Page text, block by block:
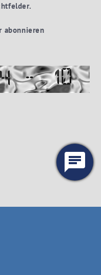
abonnieren